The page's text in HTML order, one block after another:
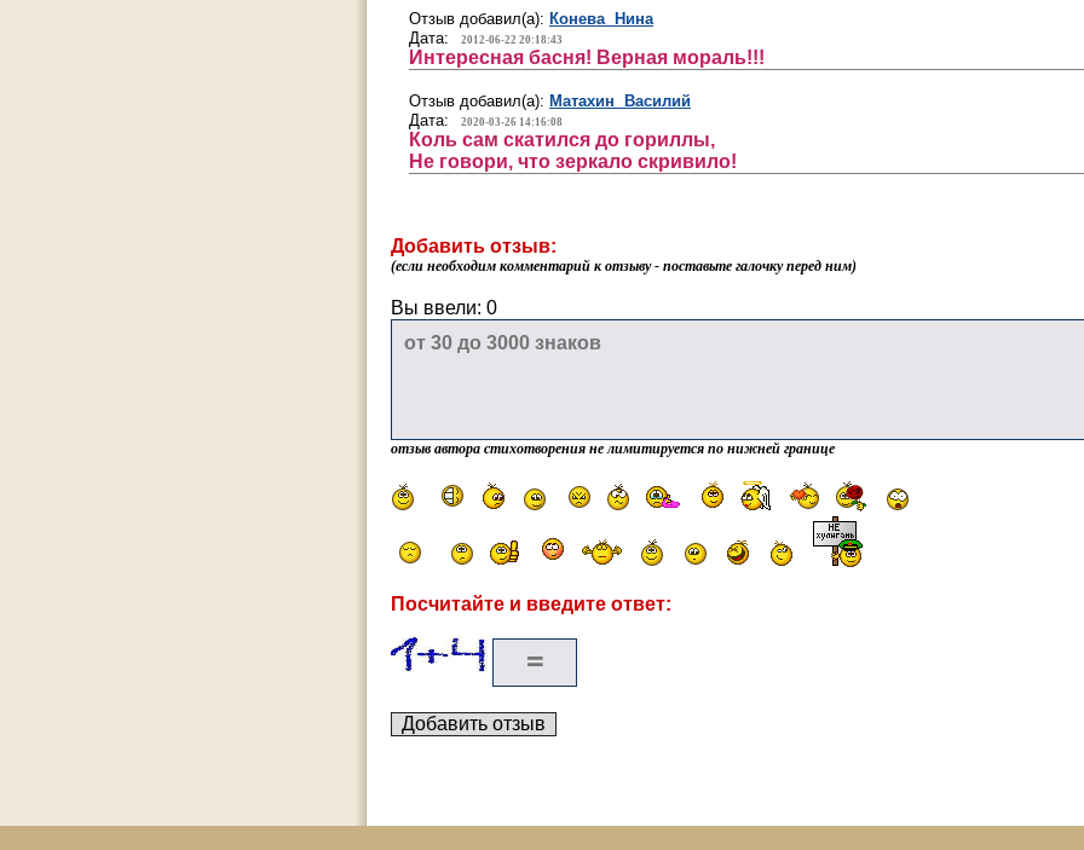
Отзыв добавил(а): Конева Нина
Дата:
2012-06-22 20:18:43
Интересная басня! Верная мораль!!!
Отзыв добавил(а): Матахин Василий
Дата:
2020-03-26 14:16:08
Коль сам скатился до гориллы,
Не говори, что зеркало скривило!
Добавить отзыв:
(если необходим комментарий к отзыву - поставьте галочку перед ним)
Вы ввели: 0
отзыв автора стихотворения не лимитируется по нижней границе
Посчитайте и введите ответ: